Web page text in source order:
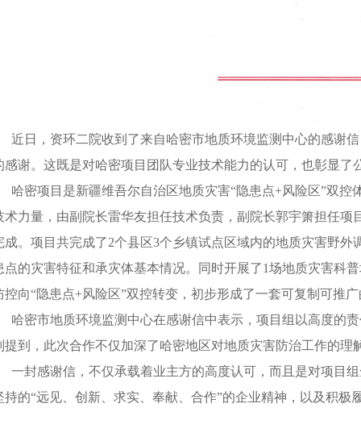
近日，资环二院收到了来自哈密市地质环境监测中心的感谢
感谢。这既是对哈密项目团队专业技术能力的认可，也彰显
哈密项目是新疆维吾尔自治区地质灾害“隐患点+风险区”双控
术力量，由副院长雷华友担任技术负责，副院长郭宇箫担任
成。项目共完成了2个县区3个乡镇试点区域内的地质灾害野外
点的灾害特征和承灾体基本情况。 同时开展了1场地质灾害科
控向“隐患点+风险区”双控转变， 初步形成了一套可复制可推
哈密市地质环境监测中心在感谢信中表示，项目组以高度的
提到，此次合作不仅加深了哈密地区对地质灾害防治工作的
一封感谢信 ，不仅承载着业主方的高度认可 ， 而且是对项目 组
持的“远见、创新、求实、奉献、合作”的企业精神，以及积极